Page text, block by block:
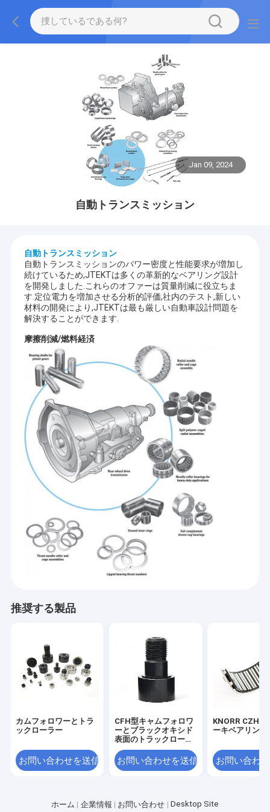
Jan 09, 2024
自動トランスミッション
自動トランスミッション
自動トランスミッションのパワー密度と性能要求が増加し
続けているため,JTEKTは多くの革新的なベアリング設計
を開発しました.これらのオファーは質量削減に役立ちま
す.定位電力を増加させる分析的評価,社内のテスト,新しい
材料の開発により,JTEKTは最も厳しい自動車設計問題を
解決することができます.
摩擦削減/燃料経済
推奨する製品
カムフォロワーとトラ
ックローラー
お問い合わせを送信
CFH型キャムフォロワ
ーとブラックオキシド
表面のトラックローラ
ー
お問い合わせを送信
KNORR CZH-
ーキベアリング
お問い合わ
ホーム 企業情報 お問い合わせ Desktop Site